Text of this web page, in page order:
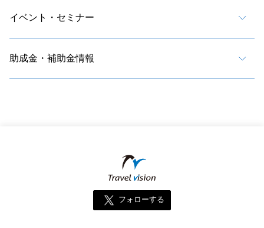
イベント・セミナー
助成金・補助金情報
フォローする